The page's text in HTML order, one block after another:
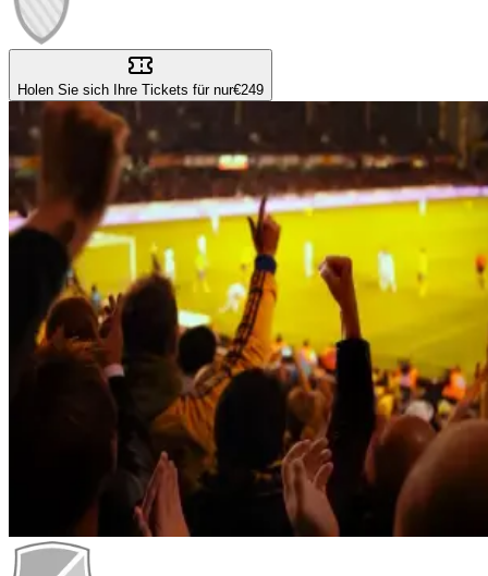
Holen Sie sich Ihre Tickets für nur€249